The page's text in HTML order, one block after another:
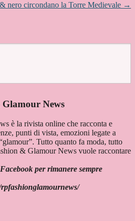
nero circondano la Torre Medievale →
News
è la rivista online che racconta e
punti di vista, emozioni legate a
Tutto quanto fa moda, tutto
& Glamour News vuole raccontare
per rimanere sempre